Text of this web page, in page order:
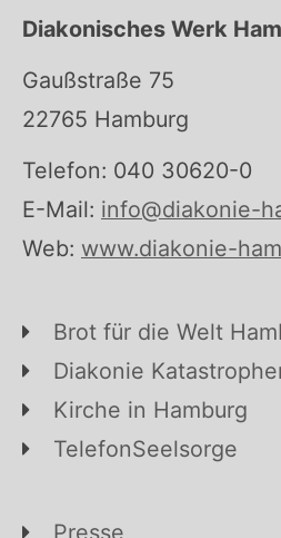
Diakonisches Werk
Gaußstraße 75
22765 Hamburg
Telefon: 040 30620-0
E-Mail: info@diakonie-
Web: www.diakonie-
Brot für die Welt
Diakonie
Kirche in Hamburg
TelefonSeelsorge